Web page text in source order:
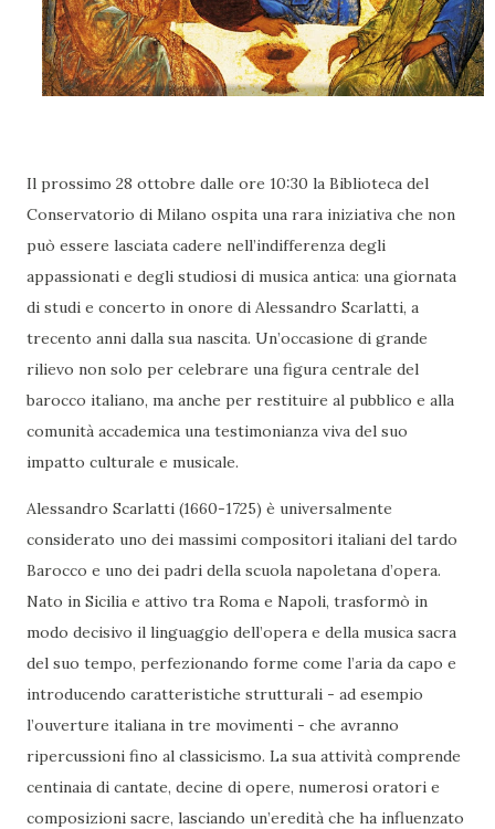
Il prossimo 28 ottobre dalle ore 10:30 la Biblioteca del
Conservatorio di Milano ospita una rara iniziativa che non
può essere lasciata cadere nell’indifferenza degli
appassionati e degli studiosi di musica antica: una giornata
di studi e concerto in onore di Alessandro Scarlatti, a
trecento anni dalla sua nascita. Un’occasione di grande
rilievo non solo per celebrare una figura centrale del
barocco italiano, ma anche per restituire al pubblico e alla
comunità accademica una testimonianza viva del suo
impatto culturale e musicale.
Alessandro Scarlatti (1660-1725) è universalmente
considerato uno dei massimi compositori italiani del tardo
Barocco e uno dei padri della scuola napoletana d’opera.
Nato in Sicilia e attivo tra Roma e Napoli, trasformò in
modo decisivo il linguaggio dell’opera e della musica sacra
del suo tempo, perfezionando forme come l’aria da capo e
introducendo caratteristiche strutturali - ad esempio
l’ouverture italiana in tre movimenti - che avranno
ripercussioni fino al classicismo. La sua attività comprende
centinaia di cantate, decine di opere, numerosi oratori e
composizioni sacre, lasciando un’eredità che ha influenzato